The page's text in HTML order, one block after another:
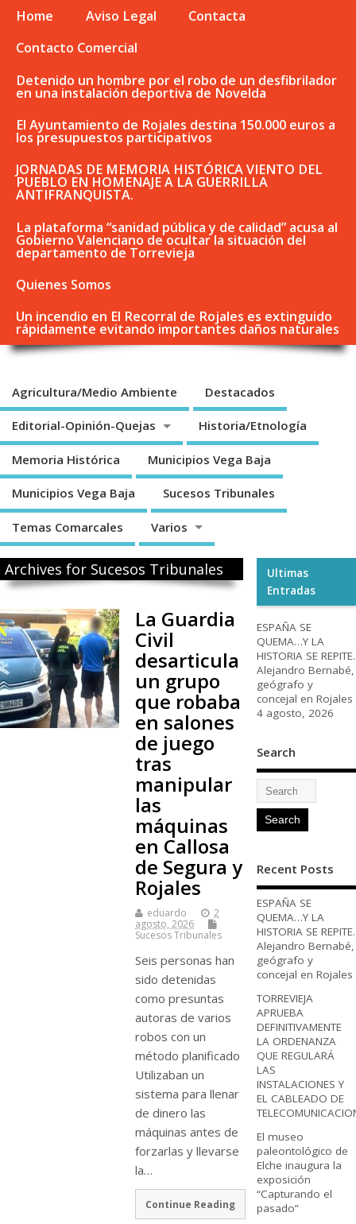
Home Aviso Legal
Contacta
Contacto Comercial
Detenido un hombre por el robo de un desfibrilador
en una instalación deportiva de Novelda
El Ayuntamiento de Rojales destina 150.000 euros a
los presupuestos participativos
JORNADAS DE MEMORIA HISTÓRICA VIENTO DEL
PUEBLO EN HOMENAJE A LA GUERRILLA
ANTIFRANQUISTA.
La plataforma “sanidad pública y de calidad” acusa al
Gobierno Valenciano de ocultar la situación del
departamento de Torrevieja
Quienes Somos
Un incendio en El Recorral de Rojales es extinguido
rápidamente evitando importantes daños naturales
Agricultura/Medio Ambiente Destacados
Editorial-Opinión-Quejas Historia/Etnología
Memoria Histórica Municipios Vega Baja
Municipios Vega Baja Sucesos Tribunales
Temas Comarcales Varios
Archives for Sucesos Tribunales
La Guardia
Civil
desarticula
un grupo
que robaba
en salones
de juego
tras
manipular
las
máquinas
en Callosa
de Segura y
Rojales
eduardo
2
agosto, 2026
Sucesos Tribunales
Seis personas han
sido detenidas
como presuntas
autoras de varios
robos con un
método planificado
Utilizaban un
sistema para llenar
de dinero las
máquinas antes de
forzarlas y llevarse
la…
Continue Reading
Ultimas
Entradas
ESPAÑA SE
QUEMA…Y LA
HISTORIA SE REPITE.
Alejandro Bernabé,
geógrafo y
concejal en Rojales
4 agosto, 2026
Search
Recent Posts
ESPAÑA SE
QUEMA…Y LA
HISTORIA SE REPITE.
Alejandro Bernabé,
geógrafo y
concejal en Rojales
TORREVIEJA
APRUEBA
DEFINITIVAMENTE
LA ORDENANZA
QUE REGULARÁ
LAS
INSTALACIONES Y
EL CABLEADO DE
El museo
paleontológico de
Elche inaugura la
exposición
“Capturando el
pasado”